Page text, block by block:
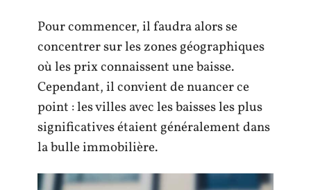
Pour commencer, il faudra alors se
concentrer sur les zones géographiques
où les prix connaissent une baisse.
Cependant, il convient de nuancer ce
point : les villes avec les baisses les plus
significatives étaient généralement dans
la bulle immobilière.